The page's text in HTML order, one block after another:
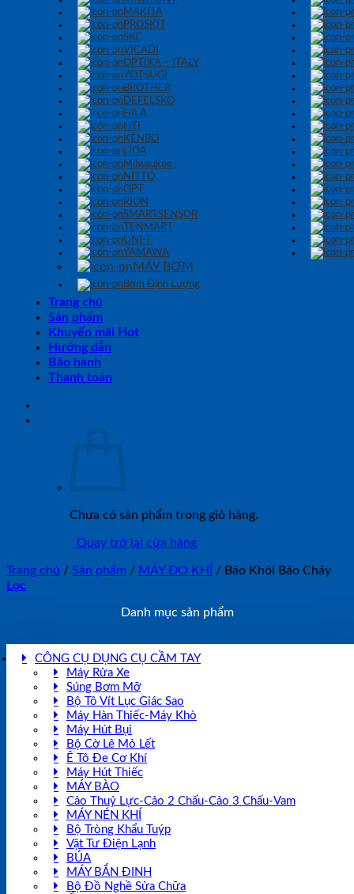
MAKITA
PROSKIT
SKC
VICADI
OPTIKA – ITALY
YOTSUGI
BROTHER
DEFELSKO
HILA
HTI
KENBO
LIOA
Milwaukee
NITTO
OPT
RION
SMARTSENSOR
TENMART
UNI-T
YAMAWA
MÁY BƠM
Bơm Định Lượng
Trang chủ
Sản phẩm
Khuyến mãi Hot
Hướng dẫn
Bảo hành
Thanh toán
Chưa có sản phẩm trong giỏ hàng.
Quay trở lại cửa hàng
Trang chủ / Sản phẩm / MÁY ĐO KHÍ / Báo Khói Báo Cháy
Lọc
Danh mục sản phẩm
CÔNG CỤ DỤNG CỤ CẦM TAY
Máy Rửa Xe
Súng Bơm Mỡ
Bộ Tô Vít Lục Giác Sao
Máy Hàn Thiếc-Máy Khò
Máy Hút Bụi
Bộ Cờ Lê Mỏ Lết
Ê Tô Đe Cơ Khí
Máy Hút Thiếc
MÁY BÀO
Cảo Thuỷ Lực-Cảo 2 Chấu-Cảo 3 Chấu-Vam
MÁY NÉN KHÍ
Bộ Tròng Khẩu Tuýp
Vật Tư Điện Lạnh
BÚA
MÁY BẮN ĐINH
Bộ Đồ Nghề Sửa Chữa